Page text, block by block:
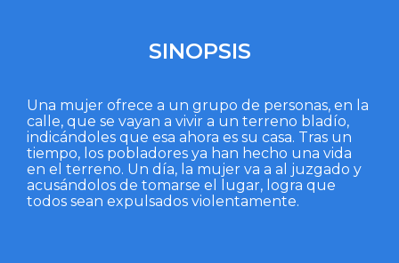
SINOPSIS
Una mujer ofrece a un grupo de personas, en la
calle, que se vayan a vivir a un terreno bladío,
indicándoles que esa ahora es su casa. Tras un
tiempo, los pobladores ya han hecho una vida
en el terreno. Un día, la mujer va a al juzgado y
acusándolos de tomarse el lugar, logra que
todos sean expulsados violentamente.